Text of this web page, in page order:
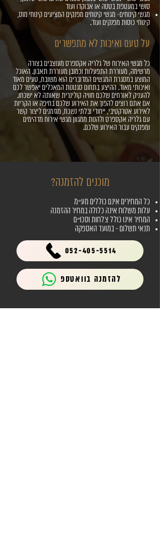
סושי במעטפת בטטה או אבוקדו ועוד
מגשי קינוחים- מגשי קינוחים מפנקים המציעים קינוחי מוס,
קינוחי כוסות מפנקים ועוד.
על טעם ואיכות לא מתפשרים
כל מגשי האירוח של גלריה אקספרס מעוצבים בצורה
מרשימה, מעוררת התפעלות וכמובן מעוררת תאבון. האוכל
המוצע במסגרת המגשים המדוברים הוא משובח, טעים מאוד
ואיכותי מאוד. ההיצע בתחום סגנונות המאכלים יאפשר לכם
להעניק לאורחים שלכם חוויה קולינרית שאותה לא ישכחו.
אם אתם רוצים להפוך את האירוע שלכם בחיפה או הקריות
לאירוע אטרקטיבי, ייחודי ובלתי נשכח, מוזמנים ליצור קשר
עם גלריה אקספרס ולהנות ממגוון מגשי אירוח מדהימים
ומפנקים עבור האירוע שלכם.
מוכנים להזמנה?
כל המחירים אינם כוללים מע״מ
עלות משלוח אינה כלולה במחיר ההזמנה
המחיר אינו כולל צלחות וסכו״ם
תנאי תשלום - במועד האספקה
052-405-5514
להזמנה בוואטספ